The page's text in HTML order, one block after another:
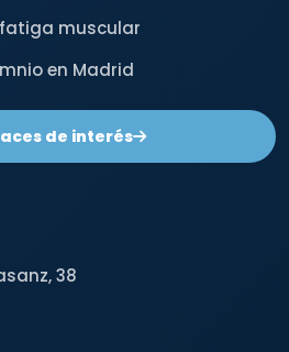
muscular
en Madrid
de interés
38